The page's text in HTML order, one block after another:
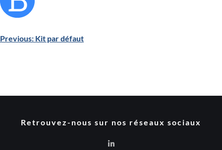
Previous: Kit par défaut
Retrouvez-nous sur nos réseaux sociaux